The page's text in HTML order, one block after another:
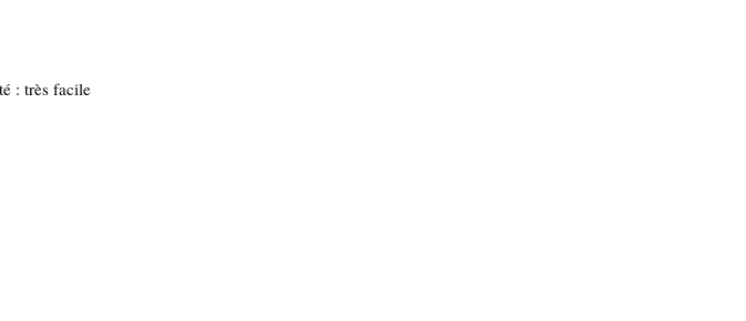
: très facile